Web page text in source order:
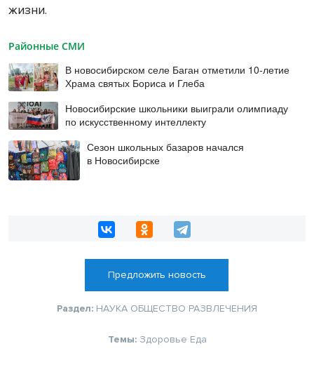
жизни.
Районные СМИ
В новосибирском селе Баган отметили 10-летие
Храма святых Бориса и Глеба
Новосибирские школьники выиграли олимпиаду
по искусственному интеллекту
Сезон школьных базаров начался
в Новосибирске
Предложить новость
Раздел: НАУКА ОБЩЕСТВО РАЗВЛЕЧЕНИЯ
Темы: Здоровье Еда